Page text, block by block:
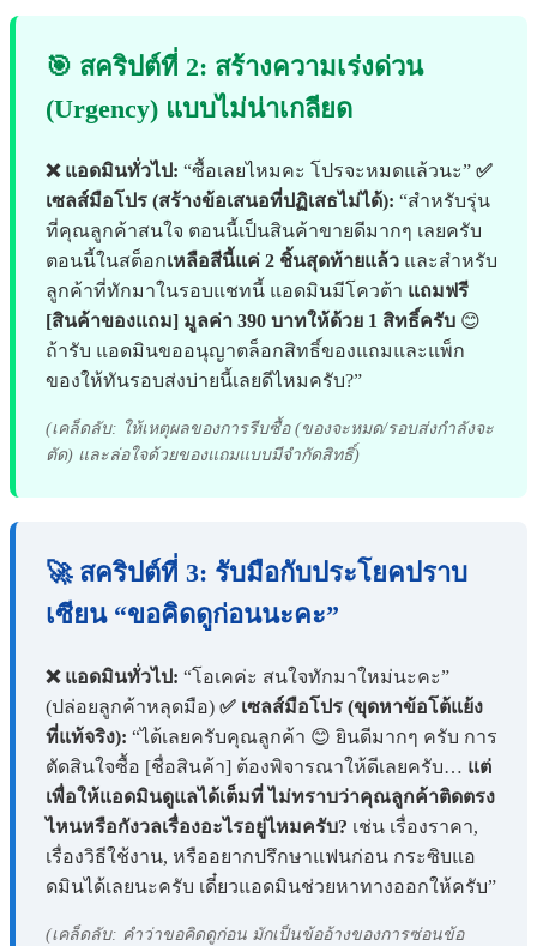
🎯 สคริปต์ที่ 2: สร้างความเร่งด่วน
(Urgency) แบบไม่น่าเกลียด
❌ แอดมินทั่วไป: “ซื้อเลยไหมคะ โปรจะหมดแล้วนะ” ✅
เซลส์มือโปร (สร้างข้อเสนอที่ปฏิเสธไม่ได้): “สำหรับรุ่น
ที่คุณลูกค้าสนใจ ตอนนี้เป็นสินค้าขายดีมากๆ เลยครับ
ตอนนี้ในสต็อกเหลือสีนี้แค่ 2 ชิ้นสุดท้ายแล้ว และสำหรับ
ลูกค้าที่ทักมาในรอบแชทนี้ แอดมินมีโควต้า แถมฟรี
[สินค้าของแถม] มูลค่า 390 บาทให้ด้วย 1 สิทธิ์ครับ 😊
ถ้ารับ แอดมินขออนุญาตล็อกสิทธิ์ของแถมและแพ็ก
ของให้ทันรอบส่งบ่ายนี้เลยดีไหมครับ?”
(เคล็ดลับ: ให้เหตุผลของการรีบซื้อ (ของจะหมด/รอบส่งกำลังจะ
ตัด) และล่อใจด้วยของแถมแบบมีจำกัดสิทธิ์)
🚀 สคริปต์ที่ 3: รับมือกับประโยคปราบ
เซียน “ขอคิดดูก่อนนะคะ”
❌ แอดมินทั่วไป: “โอเคค่ะ สนใจทักมาใหม่นะคะ”
(ปล่อยลูกค้าหลุดมือ) ✅ เซลส์มือโปร (ขุดหาข้อโต้แย้ง
ที่แท้จริง): “ได้เลยครับคุณลูกค้า 😊 ยินดีมากๆ ครับ การ
ตัดสินใจซื้อ [ชื่อสินค้า] ต้องพิจารณาให้ดีเลยครับ… แต่
เพื่อให้แอดมินดูแลได้เต็มที่ ไม่ทราบว่าคุณลูกค้าติดตรง
ไหนหรือกังวลเรื่องอะไรอยู่ไหมครับ? เช่น เรื่องราคา,
เรื่องวิธีใช้งาน, หรืออยากปรึกษาแฟนก่อน กระซิบแอ
ดมินได้เลยนะครับ เดี๋ยวแอดมินช่วยหาทางออกให้ครับ”
(เคล็ดลับ: คำว่าขอคิดดูก่อน มักเป็นข้ออ้างของการซ่อนข้อ